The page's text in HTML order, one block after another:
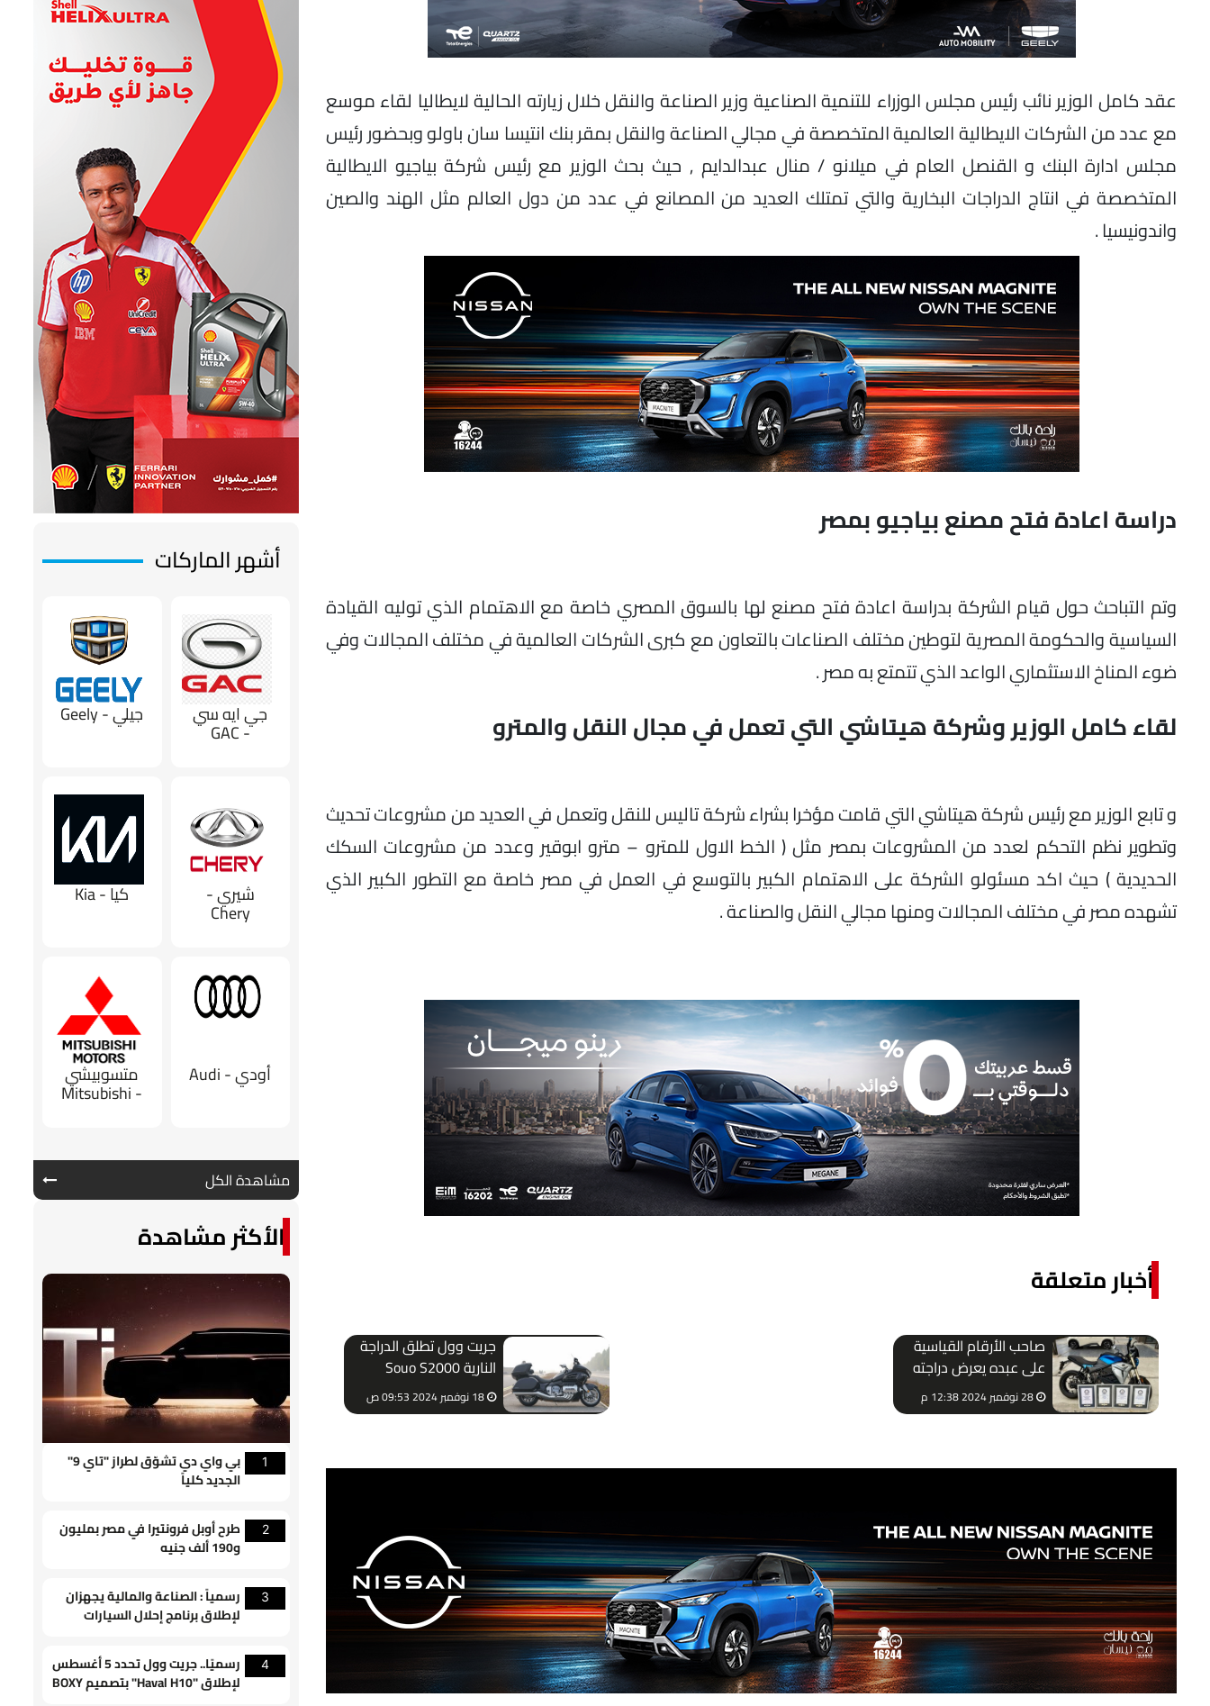
عقد كامل الوزير نائب رئيس مجلس الوزراء للتنمية الصناعية وزير الصناعة والنقل خلال زيارته الحالية لايطاليا لقاء موسع
مع عدد من الشركات الايطالية العالمية المتخصصة في مجالي الصناعة والنقل بمقر بنك انتيسا سان باولو وبحضور رئيس
مجلس ادارة البنك و القنصل العام في ميلانو / منال عبدالدايم , حيث بحث الوزير مع رئيس شركة بياجيو الايطالية
المتخصصة في انتاج الدراجات البخارية والتي تمتلك العديد من المصانع في عدد من دول العالم مثل الهند والصين
واندونيسيا .
دراسة اعادة فتح مصنع بياجيو بمصر
وتم التباحث حول قيام الشركة بدراسة اعادة فتح مصنع لها بالسوق المصري خاصة مع الاهتمام الذي توليه القيادة
السياسية والحكومة المصرية لتوطين مختلف الصناعات بالتعاون مع كبرى الشركات العالمية في مختلف المجالات وفي
ضوء المناخ الاستثماري الواعد الذي تتمتع به مصر .
لقاء كامل الوزير وشركة هيتاشي التي تعمل في مجال النقل والمترو
و تابع الوزير مع رئيس شركة هيتاشي التي قامت مؤخرا بشراء شركة تاليس للنقل وتعمل في العديد من مشروعات تحديث
وتطوير نظم التحكم لعدد من المشروعات بمصر مثل ( الخط الاول للمترو – مترو ابوقير وعدد من مشروعات السكك
الحديدية ) حيث اكد مسئولو الشركة على الاهتمام الكبير بالتوسع في العمل في مصر خاصة مع التطور الكبير الذي
تشهده مصر في مختلف المجالات ومنها مجالي النقل والصناعة .
أخبار متعلقة
صاحب الأرقام القياسية
على عبده يعرض دراجته
الكهربائية للبيع
28 نوفمبر 2024 12:38 م
جريت وول تطلق الدراجة
النارية Souo S2000
لمنافسة هوندا جولدوينج
18 نوفمبر 2024 09:53 ص
أشهر الماركات
جي ايه سي
- GAC
جيلي - Geely
شيري -
Chery
كيا - Kia
أودي - Audi متسوبيشي
- Mitsubishi
مشاهدة الكل
الأكثر مشاهدة
1
بي واي دي تشوّق لطراز "تاي 9"
الجديد كلياً
2
طرح أوبل فرونتيرا في مصر بمليون
و190 ألف جنيه
3
رسمياً : الصناعة والمالية يجهزان
لإطلاق برنامج إحلال السيارات
4
رسميًا.. جريت وول تحدد 5 أغسطس
لإطلاق "Haval H10" بتصميم BOXY